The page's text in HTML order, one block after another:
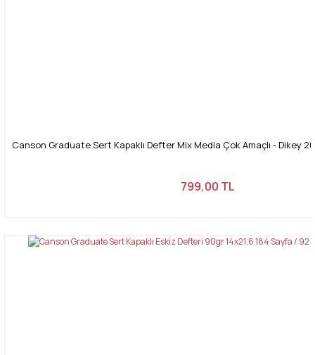
Canson Graduate Sert Kapaklı Defter Mix Media Çok Amaçlı - Dikey
799,00 TL